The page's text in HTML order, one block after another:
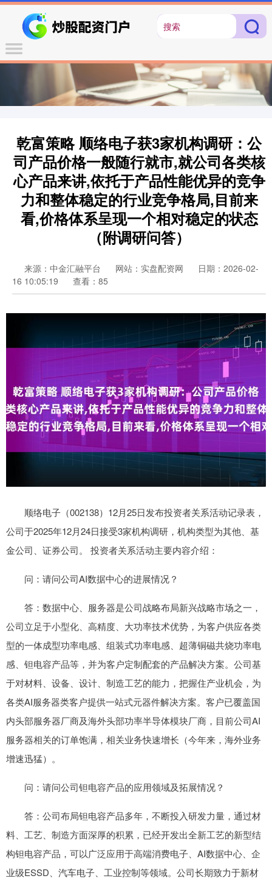
乾富策略 顺络电子获3家机构调研：公
司产品价格一般随行就市,就公司各类核
心产品来讲,依托于产品性能优异的竞争
力和整体稳定的行业竞争格局,目前来
看,价格体系呈现一个相对稳定的状态
（附调研问答）
来源：中金汇融平台 网站：实盘配资网
日期：2026-02-
16 10:05:19
查看：85
顺络电子（002138）12月25日发布投资者关系活动记录表，
公司于2025年12月24日接受3家机构调研，机构类型为其他、基
金公司、证券公司。 投资者关系活动主要内容介绍：
问：请问公司AI数据中心的进展情况？
答：数据中心、服务器是公司战略布局新兴战略市场之一，
公司立足于小型化、高精度、大功率技术优势，为客户供应各类
型的一体成型功率电感、组装式功率电感、超薄铜磁共烧功率电
感、钽电容产品等，并为客户定制配套的产品解决方案。公司基
于对材料、设备、设计、制造工艺的能力，把握住产业机会，为
各类AI服务器类客户提供一站式元器件解决方案。客户已覆盖国
内头部服务器厂商及海外头部功率半导体模块厂商，目前公司AI
服务器相关的订单饱满，相关业务快速增长（今年来，海外业务
增速迅猛）。
问：请问公司钽电容产品的应用领域及拓展情况？
答：公司布局钽电容产品多年，不断投入研发力量，通过材
料、工艺、制造方面深厚的积累，已经开发出全新工艺的新型结
构钽电容产品，可以广泛应用于高端消费电子、AI数据中心、企
业级ESSD、汽车电子、工业控制等领域。公司长期致力于新材